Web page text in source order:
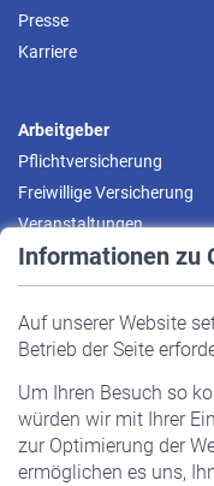
Informationen zu
Auf unserer Website
Betrieb der Seite
Um Ihren Besuch so
würden wir mit Ihrer
zur Optimierung der
ermöglichen es uns,
Presse
Karriere
Arbeitgeber
Pflichtversicherung
Freiwillige Versicherung
Veranstaltungen
Pflichtversicherung
Staatliche Förderung
Veranstaltungen